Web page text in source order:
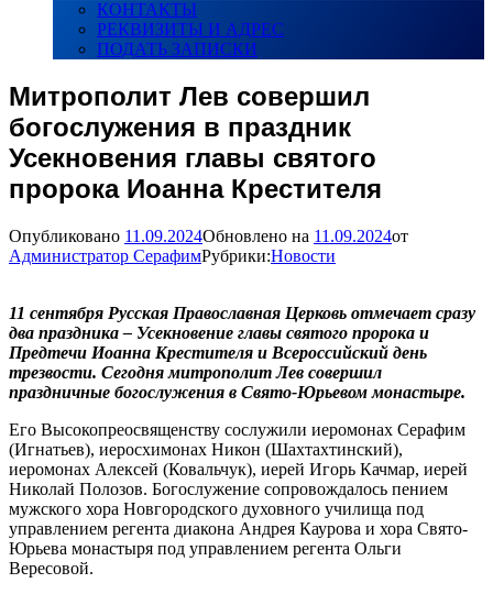
КОНТАКТЫ
РЕКВИЗИТЫ И АДРЕС
ПОДАТЬ ЗАПИСКИ
Митрополит Лев совершил
богослужения в праздник
Усекновения главы святого
пророка Иоанна Крестителя
Опубликовано 11.09.2024Обновлено на 11.09.2024от
Администратор СерафимРубрики:Новости
11 сентября Русская Православная Церковь отмечает сразу
два праздника – Усекновение главы святого пророка и
Предтечи Иоанна Крестителя и Всероссийский день
трезвости. Сегодня митрополит Лев совершил
праздничные богослужения в Свято-Юрьевом монастыре.
Его Высокопреосвященству сослужили иеромонах Серафим
(Игнатьев), иеросхимонах Никон (Шахтахтинский),
иеромонах Алексей (Ковальчук), иерей Игорь Качмар, иерей
Николай Полозов. Богослужение сопровождалось пением
мужского хора Новгородского духовного училища под
управлением регента диакона Андрея Каурова и хора Свято-
Юрьева монастыря под управлением регента Ольги
Вересовой.